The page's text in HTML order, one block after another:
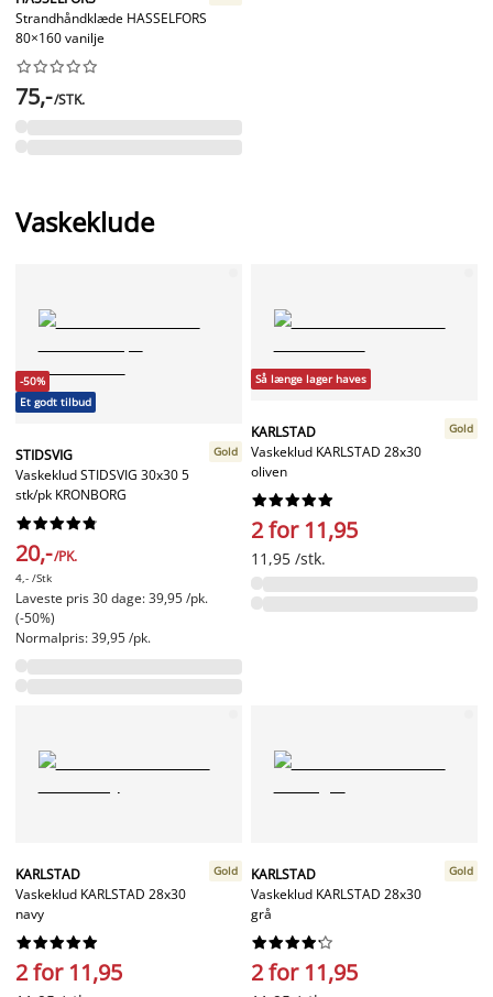
Strandhåndklæde HASSELFORS
80×160 vanilje






75,-/STK.
Vaskeklude
-50%
Et godt tilbud
STIDSVIG
Vaskeklud STIDSVIG 30x30 5
stk/pk KRONBORG
Gold






20,-/PK.
4,- /Stk
Laveste pris 30 dage: 39,95 /pk.
(-50%)
Normalpris: 39,95 /pk.
Så længe lager haves
KARLSTAD
Vaskeklud KARLSTAD 28x30
oliven
Gold






2 for 11,95
11,95 /stk.
KARLSTAD
Vaskeklud KARLSTAD 28x30
navy
Gold






2 for 11,95
KARLSTAD
Vaskeklud KARLSTAD 28x30
grå
Gold






2 for 11,95